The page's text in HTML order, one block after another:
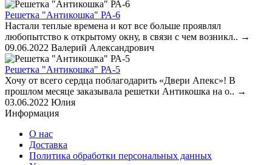
Решетка "Антикошка" РА-6
Настали теплые времена и кот все больше проявлял
любопытство к открытому окну, в связи с чем возникл.. →
09.06.2022 Валерий Александрович
Решетка "Антикошка" РА-5
Хочу от всего сердца поблагодарить «Двери Апекс»! В
прошлом месяце заказывала решетки Антикошка на о.. →
03.06.2022 Юлия
Информация
О нас
Доставка
Политика обработки персональных данных